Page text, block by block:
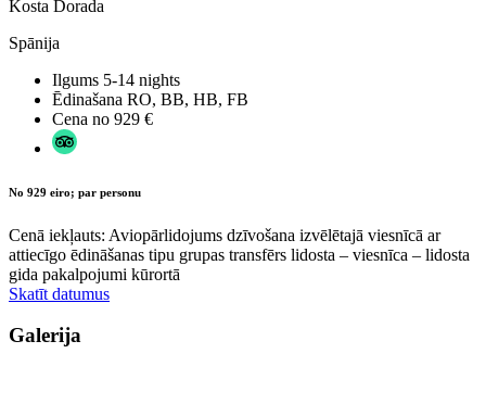
Kosta Dorada
Spānija
Ilgums 5-14 nights
Ēdinašana RO, BB, HB, FB
Cena no 929 €
No 929 eiro; par personu
Cenā iekļauts: Aviopārlidojums dzīvošana izvēlētajā viesnīcā ar
attiecīgo ēdināšanas tipu grupas transfērs lidosta – viesnīca – lidosta
gida pakalpojumi kūrortā
Skatīt datumus
Galerija